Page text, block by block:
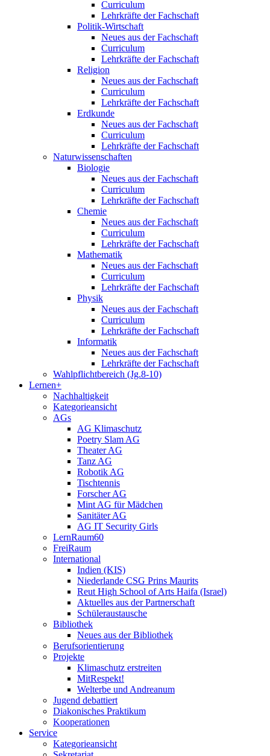
Curriculum
Lehrkräfte der Fachschaft
Politik-Wirtschaft
Neues aus der Fachschaft
Curriculum
Lehrkräfte der Fachschaft
Religion
Neues aus der Fachschaft
Curriculum
Lehrkräfte der Fachschaft
Erdkunde
Neues aus der Fachschaft
Curriculum
Lehrkräfte der Fachschaft
Naturwissenschaften
Biologie
Neues aus der Fachschaft
Curriculum
Lehrkräfte der Fachschaft
Chemie
Neues aus der Fachschaft
Curriculum
Lehrkräfte der Fachschaft
Mathematik
Neues aus der Fachschaft
Curriculum
Lehrkräfte der Fachschaft
Physik
Neues aus der Fachschaft
Curriculum
Lehrkräfte der Fachschaft
Informatik
Neues aus der Fachschaft
Lehrkräfte der Fachschaft
Wahlpflichtbereich (Jg.8-10)
Lernen+
Nachhaltigkeit
Kategorieansicht
AGs
AG Klimaschutz
Poetry Slam AG
Theater AG
Tanz AG
Robotik AG
Tischtennis
Forscher AG
Mint AG für Mädchen
Sanitäter AG
AG IT Security Girls
LernRaum60
FreiRaum
International
Indien (KIS)
Niederlande CSG Prins Maurits
Reut High School of Arts Haifa (Israel)
Aktuelles aus der Partnerschaft
Schüleraustausche
Bibliothek
Neues aus der Bibliothek
Berufsorientierung
Projekte
Klimaschutz erstreiten
MitRespekt!
Welterbe und Andreanum
Jugend debattiert
Diakonisches Praktikum
Kooperationen
Service
Kategorieansicht